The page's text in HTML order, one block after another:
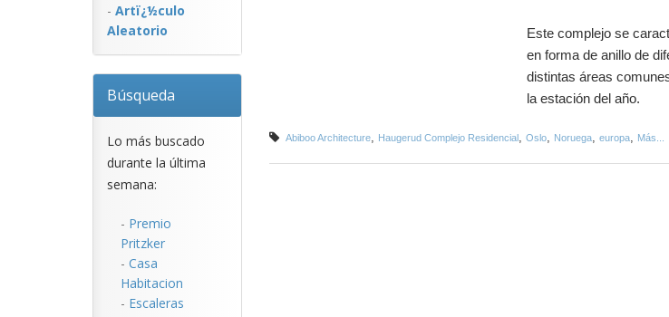
- Artï¿½culo
Aleatorio
Búsqueda
Lo más buscado
durante la última
semana:
- Premio
Pritzker
- Casa
Habitacion
- Escaleras
Este complejo se
en forma de anillo de
distintas áreas
la estación del año.
Abiboo Architecture, Haugerud Complejo Residencial, Oslo, Noruega, europa, Más...